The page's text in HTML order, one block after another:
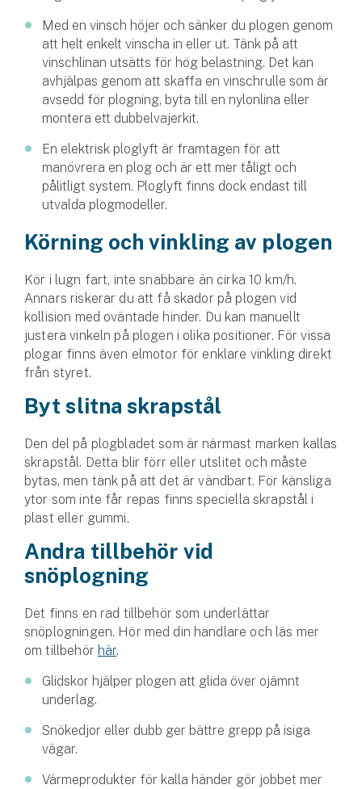
Med en vinsch höjer och sänker du plogen genom
att helt enkelt vinscha in eller ut. Tänk på att
vinschlinan utsätts för hög belastning. Det kan
avhjälpas genom att skaffa en vinschrulle som är
avsedd för plogning, byta till en nylonlina eller
montera ett dubbelvajerkit.
En elektrisk ploglyft är framtagen för att
manövrera en plog och är ett mer tåligt och
pålitligt system. Ploglyft finns dock endast till
utvalda plogmodeller.
Körning och vinkling av plogen
Kör i lugn fart, inte snabbare än cirka 10 km/h.
Annars riskerar du att få skador på plogen vid
kollision med oväntade hinder. Du kan manuellt
justera vinkeln på plogen i olika positioner. För vissa
plogar finns även elmotor för enklare vinkling direkt
från styret.
Byt slitna skrapstål
Den del på plogbladet som är närmast marken kallas
skrapstål. Detta blir förr eller utslitet och måste
bytas, men tänk på att det är vändbart. För känsliga
ytor som inte får repas finns speciella skrapstål i
plast eller gummi.
Andra tillbehör vid
snöplogning
Det finns en rad tillbehör som underlättar
snöplogningen. Hör med din handlare och läs mer
om tillbehör här.
Glidskor hjälper plogen att glida över ojämnt
underlag.
Snökedjor eller dubb ger bättre grepp på isiga
vägar.
Värmeprodukter för kalla händer gör jobbet mer